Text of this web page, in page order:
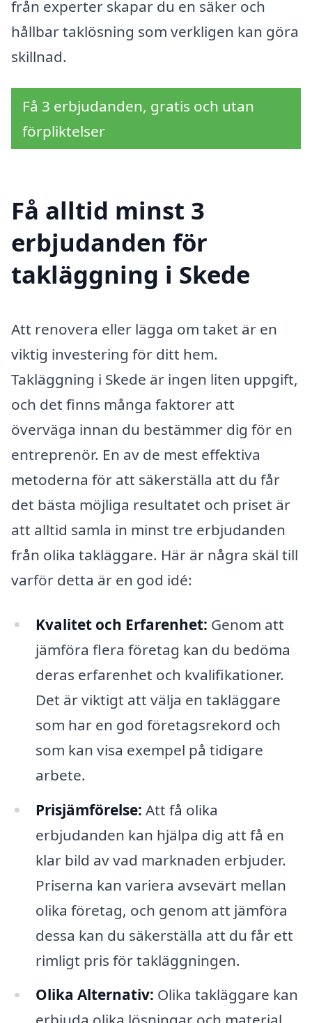
från experter skapar du en säker och
hållbar taklösning som verkligen kan göra
skillnad.
Få 3 erbjudanden, gratis och utan
förpliktelser
Få alltid minst 3
erbjudanden för
takläggning i Skede
Att renovera eller lägga om taket är en
viktig investering för ditt hem.
Takläggning i Skede är ingen liten uppgift,
och det finns många faktorer att
överväga innan du bestämmer dig för en
entreprenör. En av de mest effektiva
metoderna för att säkerställa att du får
det bästa möjliga resultatet och priset är
att alltid samla in minst tre erbjudanden
från olika takläggare. Här är några skäl till
varför detta är en god idé:
Kvalitet och Erfarenhet: Genom att
jämföra flera företag kan du bedöma
deras erfarenhet och kvalifikationer.
Det är viktigt att välja en takläggare
som har en god företagsrekord och
som kan visa exempel på tidigare
arbete.
Prisjämförelse: Att få olika
erbjudanden kan hjälpa dig att få en
klar bild av vad marknaden erbjuder.
Priserna kan variera avsevärt mellan
olika företag, och genom att jämföra
dessa kan du säkerställa att du får ett
rimligt pris för takläggningen.
Olika Alternativ: Olika takläggare kan